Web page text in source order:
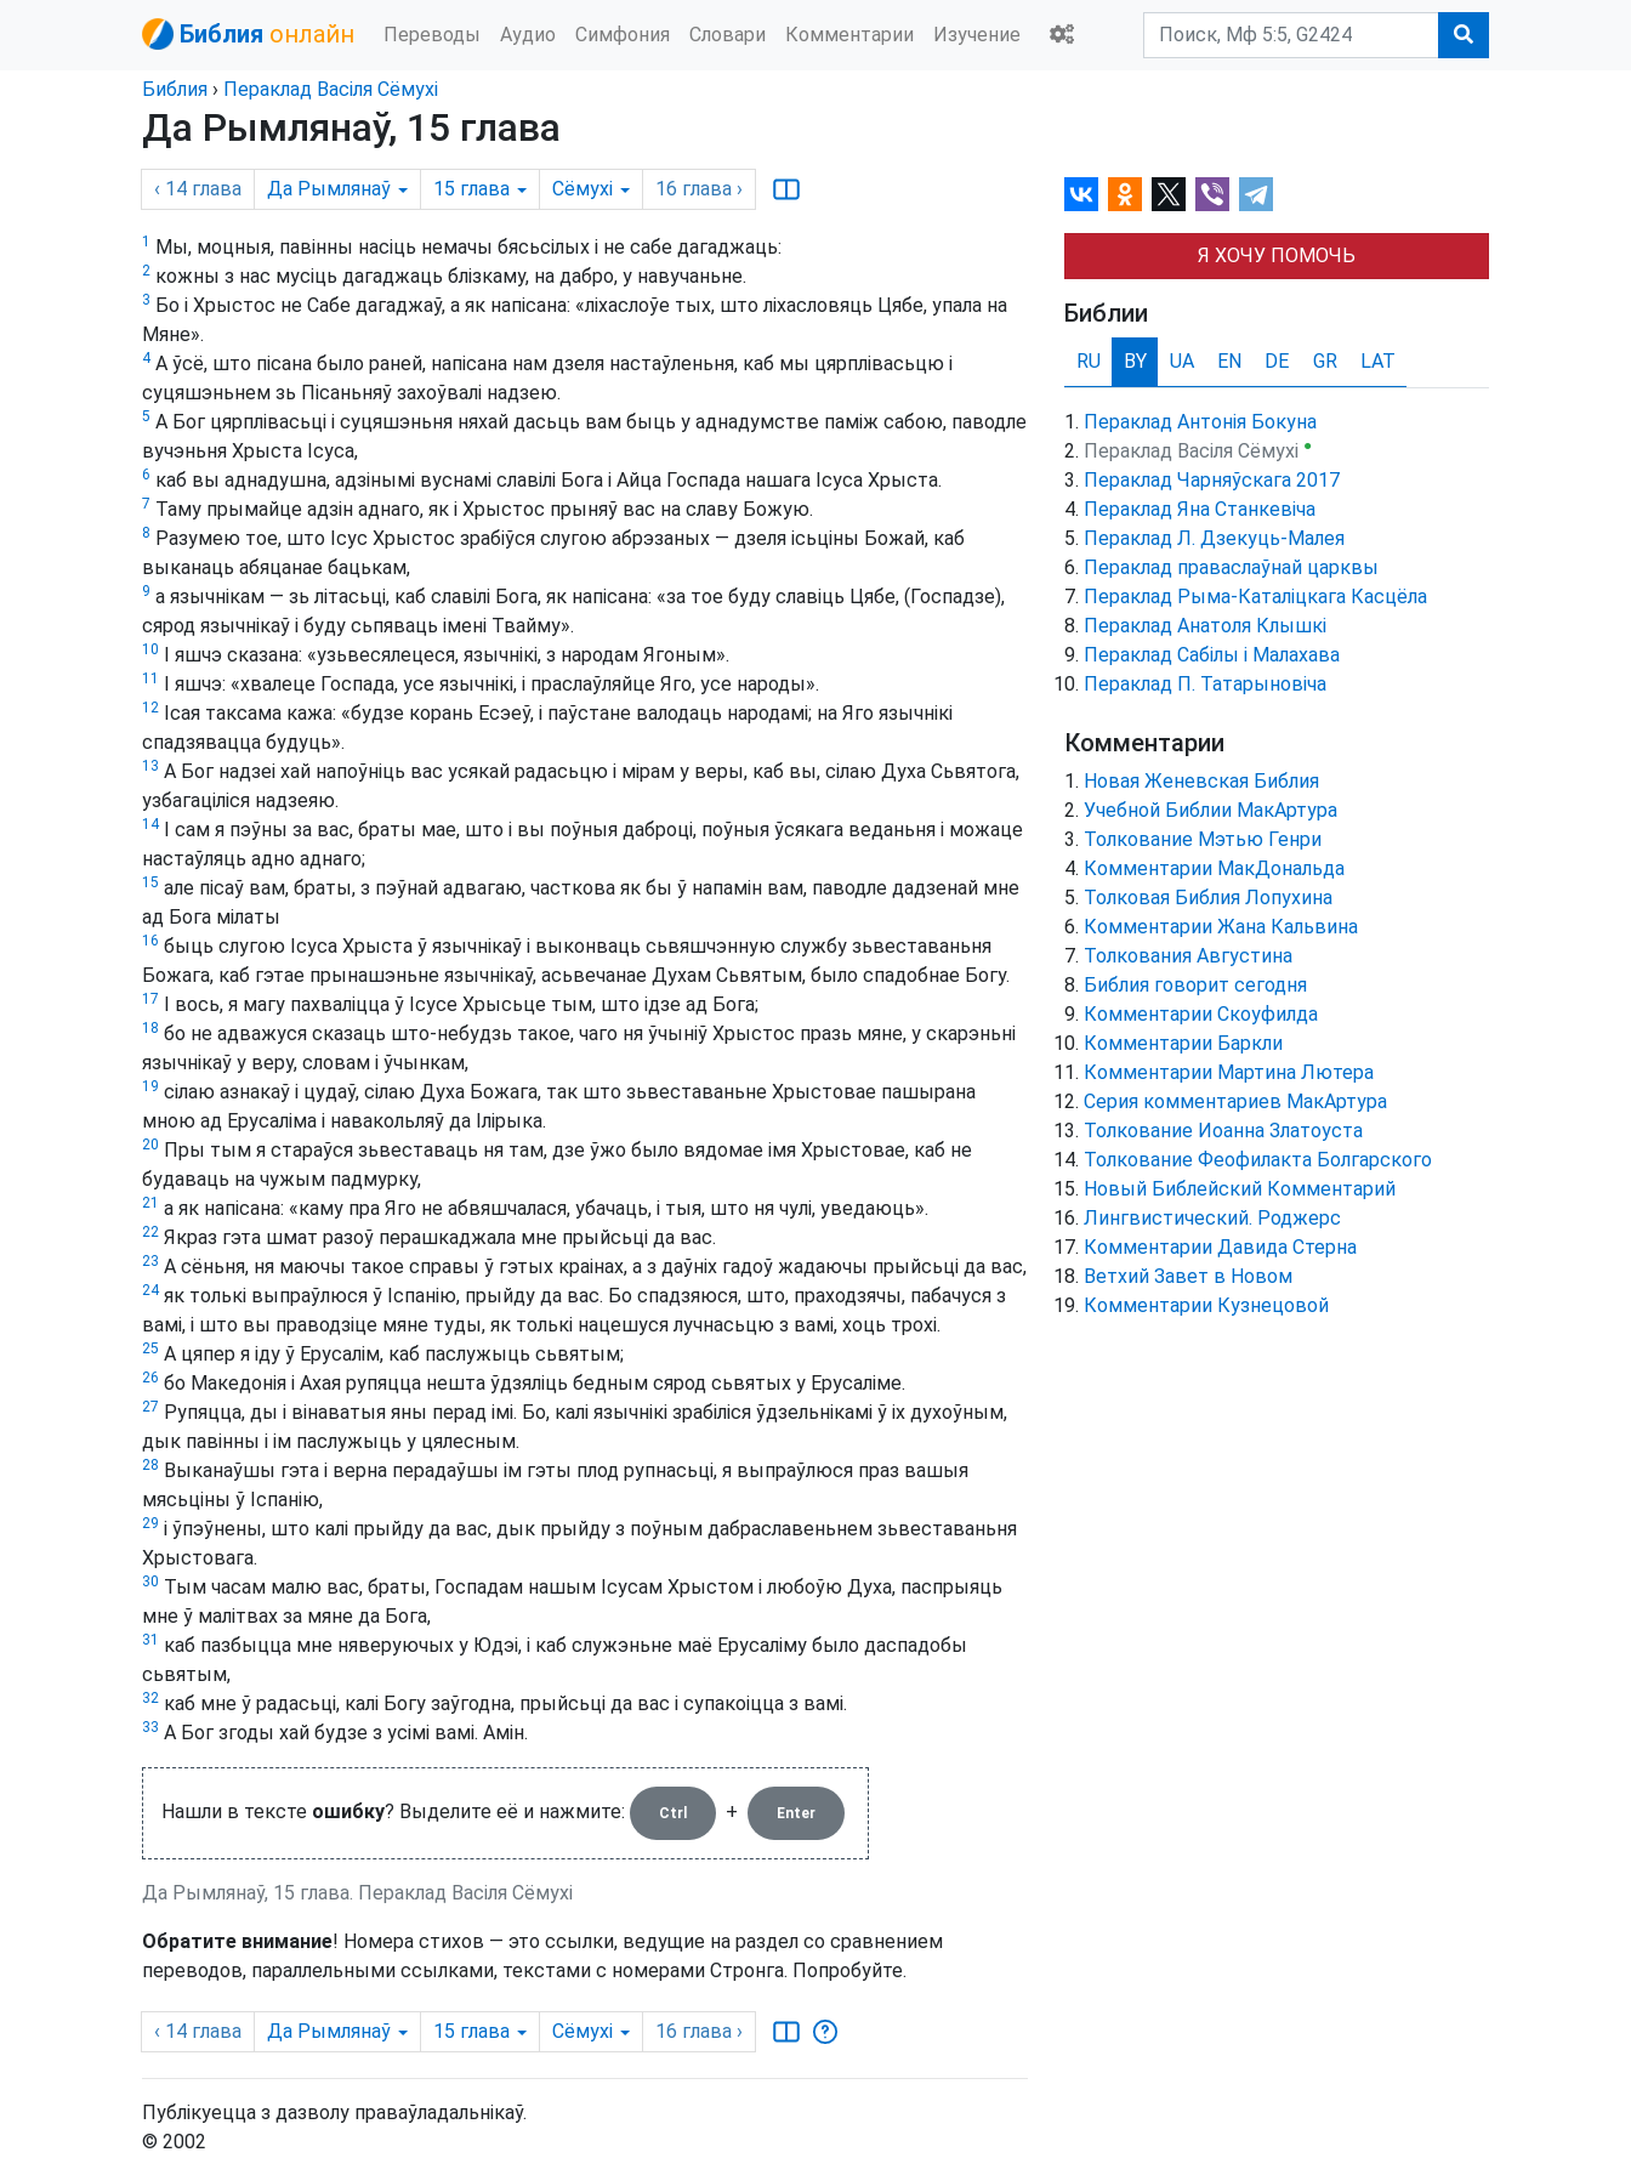
Библия онлайн Переводы Аудио Симфония Словари Комментарии Изучение
Библия › Пераклад Васіля Сёмухі
Да Рымлянаў, 15 глава
‹ 14 глава Да Рымлянаў 15 глава Сёмухі 16 глава ›
1 Мы, моцныя, павінны насіць немачы бясьсілых і не сабе дагаджаць:
2 кожны з нас мусіць дагаджаць блізкаму, на дабро, у навучаньне.
3 Бо і Хрыстос не Сабе дагаджаў, а як напісана: «ліхаслоўе тых, што ліхасловяць Цябе, упала на
Мяне».
4А ўсё, што пісана было раней, напісана нам дзеля настаўленьня, каб мы цярплівасьцю і
суцяшэньнем зь Пісаньняў захоўвалі надзею.
5 А Бог цярплівасьці і суцяшэньня няхай дасьць вам быць у аднадумстве паміж сабою, паводле
вучэньня Хрыста Ісуса,
6 каб вы аднадушна, адзінымі вуснамі славілі Бога і Айца Госпада нашага Ісуса Хрыста.
7 Таму прымайце адзін аднаго, як і Хрыстос прыняў вас на славу Божую.
8 Разумею тое, што Ісус Хрыстос зрабіўся слугою абрэзаных — дзеля ісьціны Божай, каб
выканаць абяцанае бацькам,
9 а язычнікам — зь літасьці, каб славілі Бога, як напісана: «за тое буду славіць Цябе, (Госпадзе),
сярод язычнікаў і буду сьпяваць імені Твайму».
10 І яшчэ сказана: «узьвесялецеся, язычнікі, з народам Ягоным».
11 І яшчэ: «хвалеце Госпада, усе язычнікі, і праслаўляйце Яго, усе народы».
12 Ісая таксама кажа: «будзе корань Есэеў, і паўстане валодаць народамі; на Яго язычнікі
спадзявацца будуць».
13 А Бог надзеі хай напоўніць вас усякай радасьцю і мірам у веры, каб вы, сілаю Духа Сьвятога,
узбагаціліся надзеяю.
14І сам я пэўны за вас, браты мае, што і вы поўныя даброці, поўныя ўсякага веданьня і можаце
настаўляць адно аднаго;
15 але пісаў вам, браты, з пэўнай адвагаю, часткова як бы ў напамін вам, паводле дадзенай мне
ад Бога мілаты
16 быць слугою Ісуса Хрыста ў язычнікаў і выконваць сьвяшчэнную службу зьвеставаньня
Божага, каб гэтае прынашэньне язычнікаў, асьвечанае Духам Сьвятым, было спадобнае Богу.
17 І вось, я магу пахваліцца ў Ісусе Хрысьце тым, што ідзе ад Бога;
18 бо не адважуся сказаць што-небудзь такое, чаго ня ўчыніў Хрыстос празь мяне, у скарэньні
язычнікаў у веру, словам і ўчынкам,
19 сілаю азнакаў і цудаў, сілаю Духа Божага, так што зьвеставаньне Хрыстовае пашырана
мною ад Ерусаліма і навакольляў да Ілірыка.
20 Пры тым я стараўся зьвеставаць ня там, дзе ўжо было вядомае імя Хрыстовае, каб не
будаваць на чужым падмурку,
21 а як напісана: «каму пра Яго не абвяшчалася, убачаць, і тыя, што ня чулі, уведаюць».
22 Якраз гэта шмат разоў перашкаджала мне прыйсьці да вас.
23 А сёньня, ня маючы такое справы ў гэтых краінах, а з даўніх гадоў жадаючы прыйсьці да вас,
24як толькі выпраўлюся ў Іспанію, прыйду да вас. Бо спадзяюся, што, праходзячы, пабачуся з
вамі, і што вы праводзіце мяне туды, як толькі нацешуся лучнасьцю з вамі, хоць трохі.
25 А цяпер я іду ў Ерусалім, каб паслужыць сьвятым;
26 бо Македонія і Ахая рупяцца нешта ўдзяліць бедным сярод сьвятых у Ерусаліме.
27 Рупяцца, ды і вінаватыя яны перад імі. Бо, калі язычнікі зрабіліся ўдзельнікамі ў іх духоўным,
дык павінны і ім паслужыць у цялесным.
28 Выканаўшы гэта і верна перадаўшы ім гэты плод рупнасьці, я выпраўлюся праз вашыя
мясьціны ў Іспанію,
29 і ўпэўнены, што калі прыйду да вас, дык прыйду з поўным дабраславеньнем зьвеставаньня
Хрыстовага.
30 Тым часам малю вас, браты, Госпадам нашым Ісусам Хрыстом і любоўю Духа, паспрыяць
мне ў малітвах за мяне да Бога,
31 каб пазбыцца мне няверуючых у Юдэі, і каб служэньне маё Ерусаліму было даспадобы
сьвятым,
32 каб мне ў радасьці, калі Богу заўгодна, прыйсьці да вас і супакоіцца з вамі.
33 А Бог згоды хай будзе з усімі вамі. Амін.
Нашли в тексте ошибку? Выделите её и нажмите: Ctrl + Enter
Да Рымлянаў, 15 глава. Пераклад Васіля Сёмухі
Обратите внимание! Номера стихов — это ссылки, ведущие на раздел со сравнением
переводов, параллельными ссылками, текстами с номерами Стронга. Попробуйте.
‹ 14 глава Да Рымлянаў 15 глава Сёмухі 16 глава ›
Публікуецца з дазволу праваўладальнікаў.
© 2002
Я ХОЧУ ПОМОЧЬ
Библии
RU BY UA EN DE GR LAT
Пераклад Антонія Бокуна
Пераклад Васіля Сёмухі ●
Пераклад Чарняўскага 2017
Пераклад Яна Станкевіча
Пераклад Л. Дзекуць-Малея
Пераклад праваслаўнай царквы
Пераклад Рыма-Каталіцкага Касцёла
Пераклад Анатоля Клышкi
Пераклад Сабілы і Малахава
Пераклад П. Татарыновіча
Комментарии
Новая Женевская Библия
Учебной Библии МакАртура
Толкование Мэтью Генри
Комментарии МакДональда
Толковая Библия Лопухина
Комментарии Жана Кальвина
Толкования Августина
Библия говорит сегодня
Комментарии Скоуфилда
Комментарии Баркли
Комментарии Мартина Лютера
Серия комментариев МакАртура
Толкование Иоанна Златоуста
Толкование Феофилакта Болгарского
Новый Библейский Комментарий
Лингвистический. Роджерс
Комментарии Давида Стерна
Ветхий Завет в Новом
Комментарии Кузнецовой